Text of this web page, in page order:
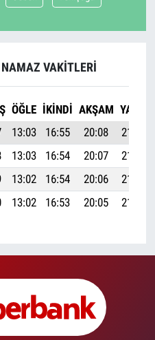
VAKITLERI
ÖĞLE İKINDI AKŞAM YATSI
13:03 16:55 20:08
21:42
13:03 16:54 20:07
21:40
13:02 16:54 20:06
21:38
13:02 16:53 20:05 21:37